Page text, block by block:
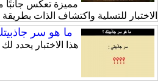
مميزة تعكس جانبًا
الاختبار للتسلية واكتشاف الذات
ما هو سر
هذا الاختبار يحدد